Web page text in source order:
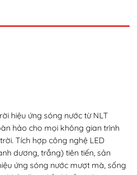
hiệu ứng sóng nước từ NLT
hảo cho mọi không gian trình
Tích hợp công nghệ LED
dương, trắng) tiên tiến, sản
ứng sóng nước mượt mà, sống